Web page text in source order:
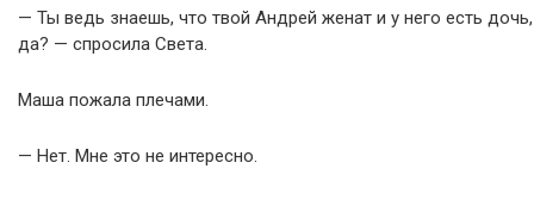
— Ты ведь знаешь, что твой Андрей женат и у него есть дочь,
да? — спросила Света.
Маша пожала плечами.
— Нет. Мне это не интересно.